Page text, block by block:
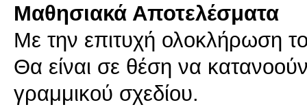
Μαθησιακά Αποτελέσματα
Με την επιτυχή ολοκλήρωση
Θα είναι σε θέση να
γραμμικού σχεδίου.